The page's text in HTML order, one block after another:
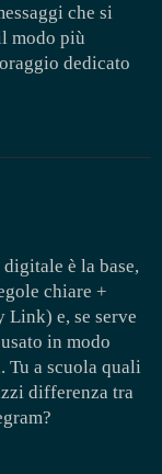
che si
modo più
dedicato
è la base,
chiare +
e, se serve
usato in modo
Tu a scuola quali
differenza tra